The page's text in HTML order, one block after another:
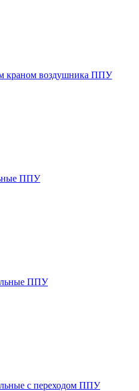
краном воздушника ППУ
ППУ
ППУ
с переходом ППУ